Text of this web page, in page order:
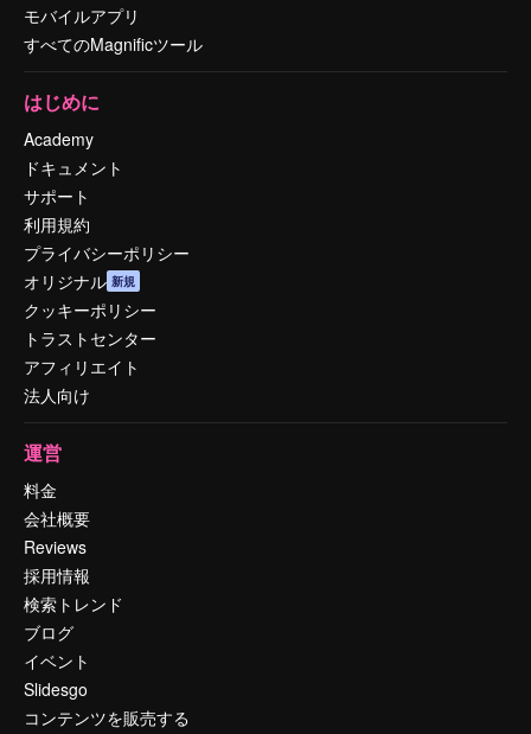
モバイルアプリ
すべてのMagnificツール
はじめに
Academy
ドキュメント
サポート
利用規約
プライバシーポリシー
オリジナル 新規
クッキーポリシー
トラストセンター
アフィリエイト
法人向け
運営
料金
会社概要
Reviews
採用情報
検索トレンド
ブログ
イベント
Slidesgo
コンテンツを販売する